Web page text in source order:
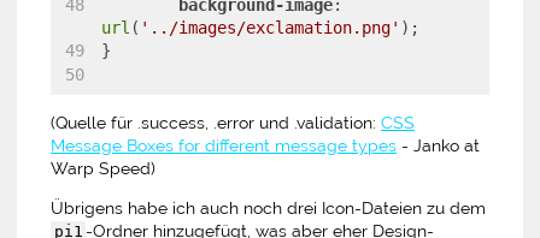
background-image
url ( '../images/exclamation.png' );
}
(Quelle für .success, .error und .validation: CSS
Message Boxes for different message types - Janko at
Warp Speed)
Übrigens habe ich auch noch drei Icon-Dateien zu dem
pi1 -Ordner hinzugefügt, was aber eher Design-